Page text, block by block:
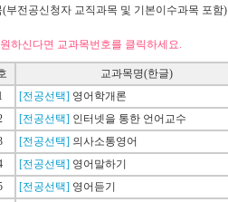
부전공신청자 교직과목 및 기본이수과목 포함)